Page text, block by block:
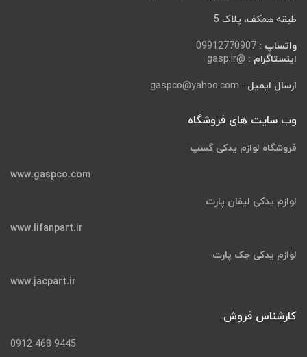
طبقه همکف، پلاک 5
واتساپ : 09912770907
اینستاگرام : @gasp.ir
ارسال ایمیل : gaspco@yahoo.com
وب سایت های فروشگاه
فروشگاه لوازم یدکی گسپ
www.gaspco.com
لوازم یدکی لیفان پارت
www.lifanpart.ir
لوازم یدکی جک پارت
www.jacpart.ir
کارشناس فروش
9445 468 0912